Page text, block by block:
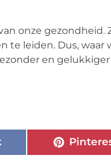
onze
te leiden. Dus,
en gelukkiger